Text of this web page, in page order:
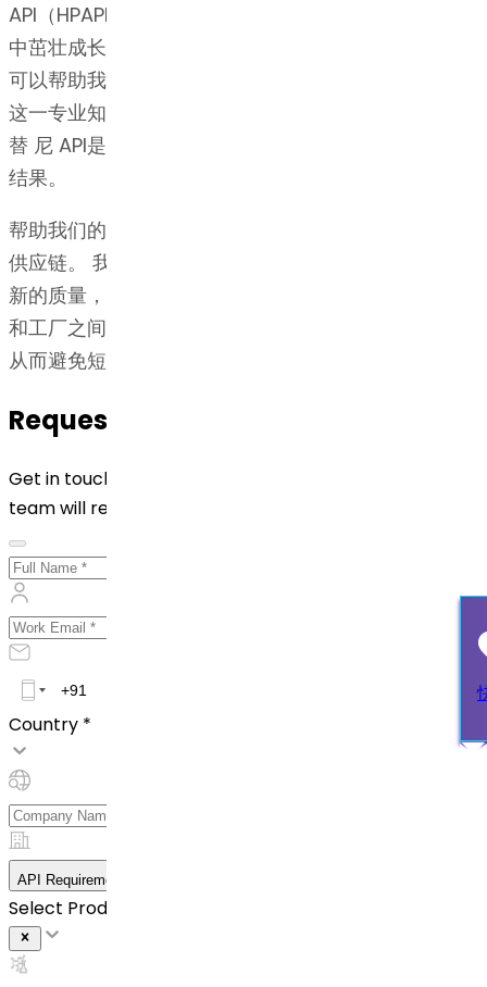
API（HPAPI /肿瘤药物））方面所建立的深厚技术优势
中茁壮成长。 我们在知识产权和法规事务方面的实力
可以帮助我们始终如一地达到并超越监管标准，从而为
这一专业知识提供补充。 Dr. Reddy's博士 苹果酸卡博
替 尼 API是研发，知识产权和监管方面广泛专业知识的
结果。
帮助我们的客户率先进入市场的关键组成部分是响应式
供应链。 我们通过确保所有设施都高效运行并达到最
新的质量，安全和生产率标准来实现这一目标。 业务
和工厂之间的强大互联可以快速响应动态的市场变化，
从而避免短缺并满足需求的突然激增。
Request for Quotation
Get in touch with us by filling out the form below. Our
team will reach out to you shortly!
Country *
API Requirement Details
Select Product *